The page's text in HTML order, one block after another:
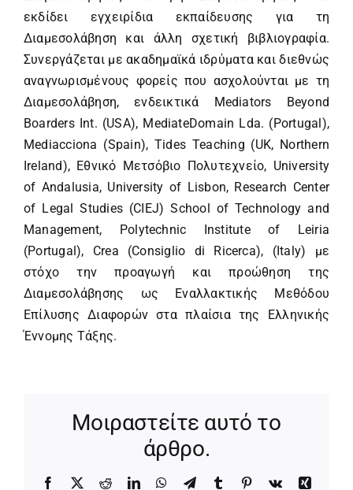
εκδίδει εγχειρίδια εκπαίδευσης για τη
Διαμεσολάβηση και άλλη σχετική βιβλιογραφία.
Συνεργάζεται με ακαδημαϊκά ιδρύματα και διεθνώς
αναγνωρισμένους φορείς που ασχολούνται με τη
Διαμεσολάβηση, ενδεικτικά Mediators Beyond
Boarders Int. (USA), MediateDomain Lda. (Portugal),
Mediacciona (Spain), Tides Teaching (UK, Northern
Ireland), Εθνικό Μετσόβιο Πολυτεχνείο, University
of Andalusia, University of Lisbon, Research Center
of Legal Studies (CIEJ) School of Technology and
Management, Polytechnic Institute of Leiria
(Portugal), Crea (Consiglio di Ricerca), (Italy) με
στόχο την προαγωγή και προώθηση της
Διαμεσολάβησης ως Εναλλακτικής Μεθόδου
Επίλυσης Διαφορών στα πλαίσια της Ελληνικής
Έννομης Τάξης.
Μοιραστείτε αυτό το
άρθρο.
Facebook
X RedditLinkedInWhatsApp
TelegramTumblr Pinterest
Vk
Xing